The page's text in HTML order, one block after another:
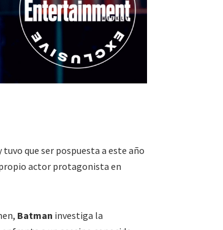
tuvo que ser pospuesta a este año
actor protagonista en
Batman investiga la